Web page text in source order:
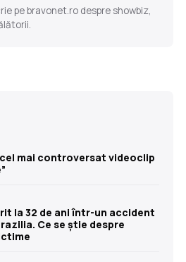
pe bravonet.ro despre showbiz,
mai controversat videoclip
la 32 de ani într-un accident
Ce se știe despre